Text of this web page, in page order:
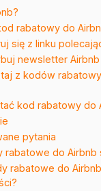
rabatowy do
się z linku
newsletter Airbnb
z kodów
kod rabatowy do
pytania
rabatowe do
rabatowe do